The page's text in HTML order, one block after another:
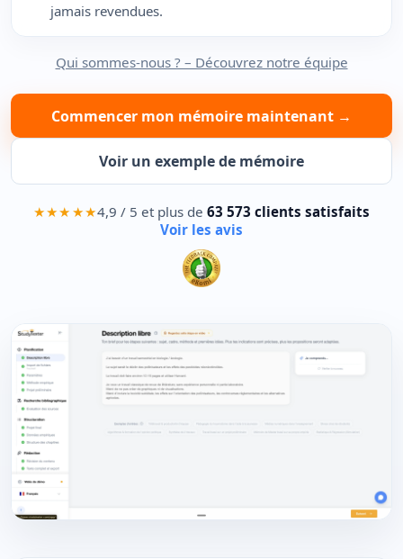
jamais revendues.
Qui sommes-nous ? – Découvrez notre équipe
Commencer mon mémoire maintenant →
Voir un exemple de mémoire
★★★★★4,9 / 5 et plus de63 573 clients satisfaits
Voir les avis